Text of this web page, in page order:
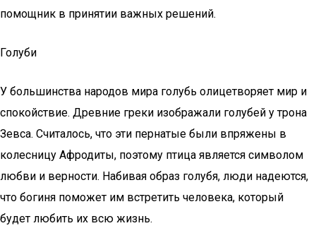
помощник в принятии важных решений.
Голуби
У большинства народов мира голубь олицетворяет мир и
спокойствие. Древние греки изображали голубей у трона
Зевса. Считалось, что эти пернатые были впряжены в
колесницу Афродиты, поэтому птица является символом
любви и верности. Набивая образ голубя, люди надеются,
что богиня поможет им встретить человека, который
будет любить их всю жизнь.